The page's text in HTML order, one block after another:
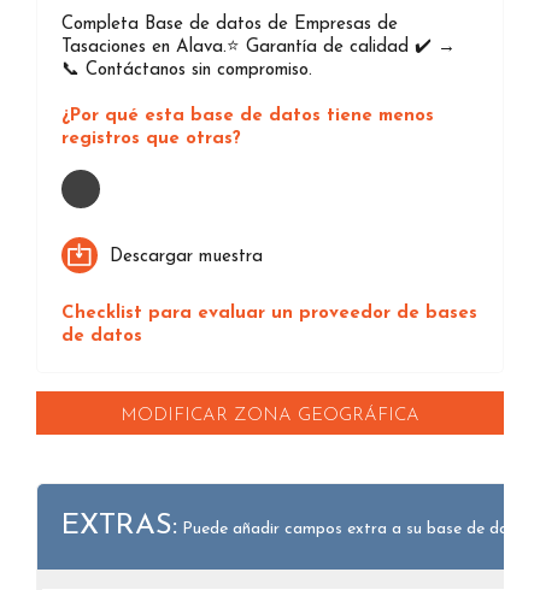
Completa Base de datos de Empresas de
Tasaciones en Alava.⭐️ Garantía de calidad ✔️ →
📞 Contáctanos sin compromiso.
¿Por qué esta base de datos tiene menos
registros que otras?
Descargar muestra
Checklist para evaluar un proveedor de bases
de datos
MODIFICAR ZONA GEOGRÁFICA
EXTRAS: Puede añadir campos extra a su base de datos.